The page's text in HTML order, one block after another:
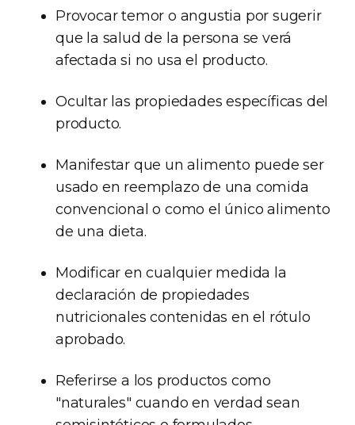
Provocar temor o angustia por sugerir
que la salud de la persona se verá
afectada si no usa el producto.
Ocultar las propiedades específicas del
producto.
Manifestar que un alimento puede ser
usado en reemplazo de una comida
convencional o como el único alimento
de una dieta.
Modificar en cualquier medida la
declaración de propiedades
nutricionales contenidas en el rótulo
aprobado.
Referirse a los productos como
"naturales" cuando en verdad sean